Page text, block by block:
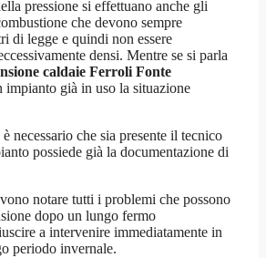
pressione si effettuano anche gli
che devono sempre
di legge e quindi non essere
densi. Mentre se si parla
caldaie Ferroli Fonte
impianto già in uso la situazione
necessario che sia presente il tecnico
possiede già la documentazione di
notare tutti i problemi che possono
dopo un lungo fermo
a intervenire immediatamente in
periodo invernale.